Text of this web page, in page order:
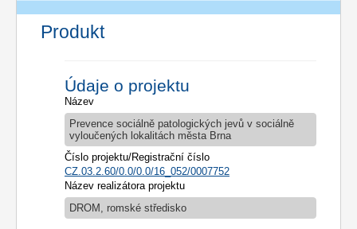
Produkt
Údaje o projektu
Název
Prevence sociálně patologických jevů v sociálně
vyloučených lokalitách města Brna
Číslo projektu/Registrační číslo
CZ.03.2.60/0.0/0.0/16_052/0007752
Název realizátora projektu
DROM, romské středisko